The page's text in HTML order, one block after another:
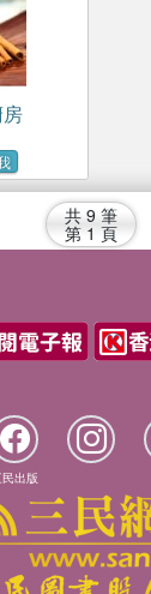
共 9 筆
第 1 頁
民出版